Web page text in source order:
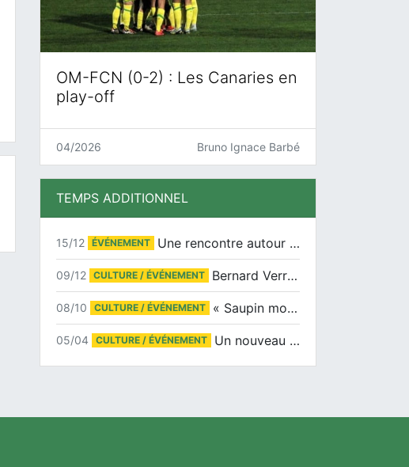
OM-FCN (0-2) : Les Canaries en
play-off
04/2026 Bruno Ignace Barbé
TEMPS ADDITIONNEL
15/12 ÉVÉNEMENT Une rencontre autour de Jean-Claude Suaudeau
09/12 CULTURE / ÉVÉNEMENT Bernard Verret en dédicaces le samedi 13 décembre à l’Espace Culturel Atlantis
08/10 CULTURE / ÉVÉNEMENT « Saupin mon amour » au salon du livre de Trentemoult
05/04 CULTURE / ÉVÉNEMENT Un nouveau tirage pour le Docu-BD